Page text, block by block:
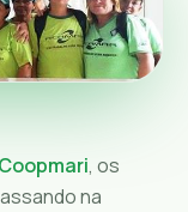
, os
na